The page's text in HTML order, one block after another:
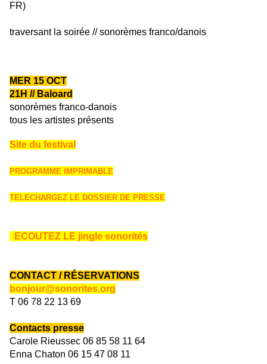
FR)
traversant la soirée // sonorèmes franco/danois
MER 15 OCT
21H // Baloard
sonorèmes franco-danois
tous les artistes présents
Site du festival
PROGRAMME IMPRIMABLE
TELECHARGEZ LE DOSSIER DE PRESSE
ECOUTEZ LE jingle sonorités
CONTACT / RÉSERVATIONS
bonjour@sonorites.org
T 06 78 22 13 69
Contacts presse
Carole Rieussec 06 85 58 11 64
Enna Chaton 06 15 47 08 11